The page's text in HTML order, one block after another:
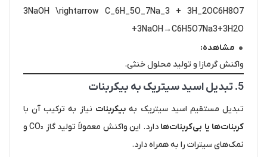
3NaOH \rightarrow C_6H_5O_7Na_3 + 3H_2OC6​H8​O7​
+3NaOH→C6​H5​O7​Na3​+3H2​O
مشاهده:
واکنش گرمازا و تولید محلول خنثی.
5. تبدیل اسید سیتریک به بیکربنات
تبدیل مستقیم اسید سیتریک به بیکربنات نیاز به ترکیب آن با
کربنات‌ها یا بی‌کربنات‌ها
دارد. این واکنش معمولاً تولید گاز CO₂ و
نمک‌های سیترات را به همراه دارد.